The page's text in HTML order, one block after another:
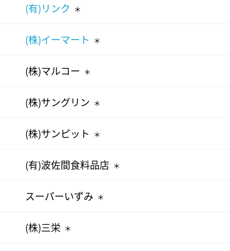
(有)リンク ＊
(株)イーマート ＊
(株)マルコー ＊
(株)サングリン ＊
(株)サンピット ＊
(有)波佐間食料品店 ＊
スーパーいずみ ＊
(株)三栄 ＊